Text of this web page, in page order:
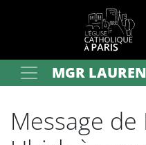
Votre recherche
MGR
Message
Panneau de gestion des